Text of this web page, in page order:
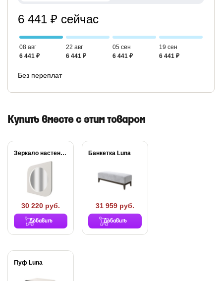
6 441 ₽ сейчас
08 авг
6 441 ₽
22 авг
6 441 ₽
05 сен
6 441 ₽
19 сен
6 441 ₽
Без переплат
Купить вместе с этим товаром
Зеркало настенное Luna
30 220 руб.
Добавить
Банкетка Luna
31 959 руб.
Добавить
Пуф Luna